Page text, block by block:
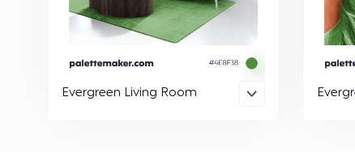
Evergreen Living Room